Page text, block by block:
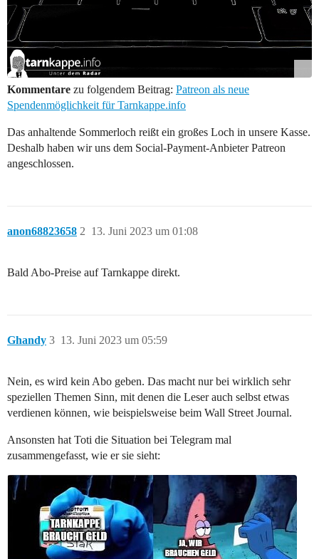
Kommentare zu folgendem Beitrag: Patreon als neue
Spendenmöglichkeit für Tarnkappe.info
Das anhaltende Sommerloch reißt ein großes Loch in unsere Kasse.
Deshalb haben wir uns dem Social-Payment-Anbieter Patreon
angeschlossen.
anon68823658 13. Juni 2023 um 01:08
2
Bald Abo-Preise auf Tarnkappe direkt.
Ghandy 13. Juni 2023 um 05:59
3
Nein, es wird kein Abo geben. Das macht nur bei wirklich sehr
speziellen Themen Sinn, mit denen die Leser auch selbst etwas
verdienen können, wie beispielsweise beim Wall Street Journal.
Ansonsten hat Toti die Situation bei Telegram mal
zusammengefasst, wie er sie sieht: